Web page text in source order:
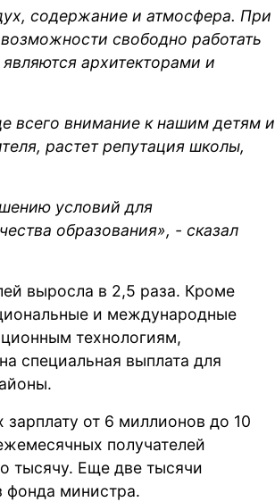
содержание и атмосфера. При
свободно работать
архитекторами и
всего внимание к нашим детям и
растет репутация школы,
условий для
образования», - сказал
выросла в 2,5 раза. Кроме
и международные
технологиям,
специальная выплата для
зарплату от 6 миллионов до 10
получателей
тысячу. Еще две тысячи
фонда министра.